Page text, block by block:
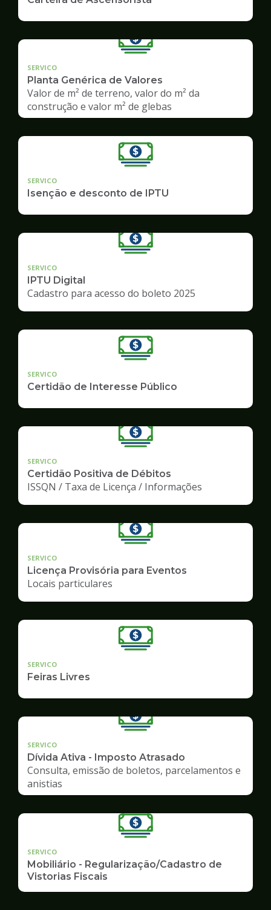
SERVICO
Planta Genérica de Valores
Valor de m² de terreno, valor do m² da
construção e valor m² de glebas
SERVICO
Isenção e desconto de IPTU
SERVICO
IPTU Digital
Cadastro para acesso do boleto 2025
SERVICO
Certidão de Interesse Público
SERVICO
Certidão Positiva de Débitos
ISSQN / Taxa de Licença / Informações
SERVICO
Licença Provisória para Eventos
Locais particulares
SERVICO
Feiras Livres
SERVICO
Dívida Ativa - Imposto Atrasado
Consulta, emissão de boletos, parcelamentos e
anistias
SERVICO
Mobiliário - Regularização/Cadastro de
Vistorias Fiscais